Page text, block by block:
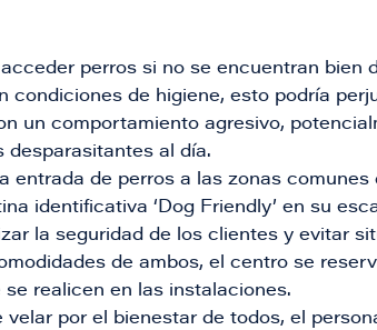
perros si no se encuentran bien
condiciones de higiene, esto podría
un comportamiento agresivo,
desparasitantes al día.
entrada de perros a las zonas
identificativa ‘Dog Friendly’ en su
la seguridad de los clientes y evitar
de ambos, el centro se
se realicen en las instalaciones.
velar por el bienestar de todos, el